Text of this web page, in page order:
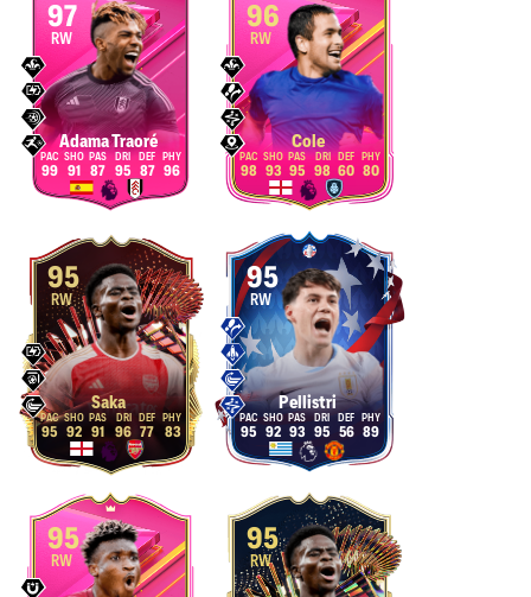
97
RW
Adama Traoré
99 91 87 95 87 96
96
RW
Cole
98 93 95 98 60 80
95
RW
Saka
95 92 91 96 77 83
95
RW
Pellistri
95 92 93 95 56 89
95
RW
95
RW